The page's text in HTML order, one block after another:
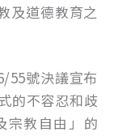
及道德教育之
55號決議宣布
的不容忍和歧
宗教自由」的